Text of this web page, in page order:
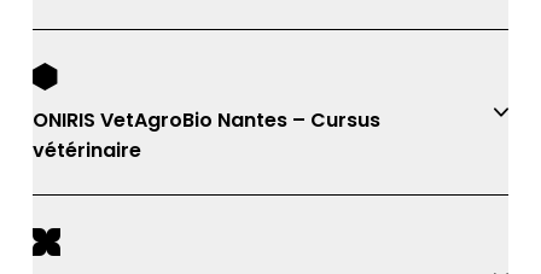
ONIRIS VetAgroBio Nantes – Cursus
vétérinaire